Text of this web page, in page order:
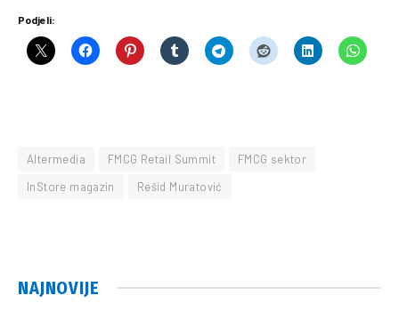
Podjeli:
Altermedia FMCG Retail Summit
FMCG sektor
InStore magazin
Rešid Muratović
NAJNOVIJE